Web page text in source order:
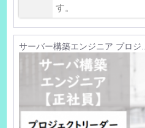
す。
サーバー構築エンジニア プロジ...